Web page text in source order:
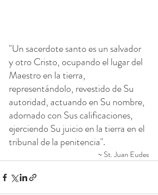
"Un sacerdote santo es un salvador
y otro Cristo, ocupando el lugar del
Maestro en la tierra,
representándolo, revestido de Su
autoridad, actuando en Su nombre,
adornado con Sus calificaciones,
ejerciendo Su juicio en la tierra en el
tribunal de la penitencia".
~ St. Juan Eudes